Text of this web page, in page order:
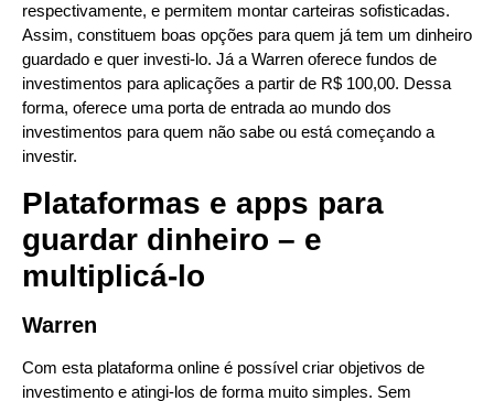
respectivamente, e permitem montar carteiras sofisticadas.
Assim, constituem boas opções para quem já tem um dinheiro
guardado e quer investi-lo. Já a Warren oferece fundos de
investimentos para aplicações a partir de R$ 100,00. Dessa
forma, oferece uma porta de entrada ao mundo dos
investimentos para quem não sabe ou está começando a
investir.
Plataformas e apps para
guardar dinheiro – e
multiplicá-lo
Warren
Com esta plataforma online é possível criar objetivos de
investimento e atingi-los de forma muito simples. Sem